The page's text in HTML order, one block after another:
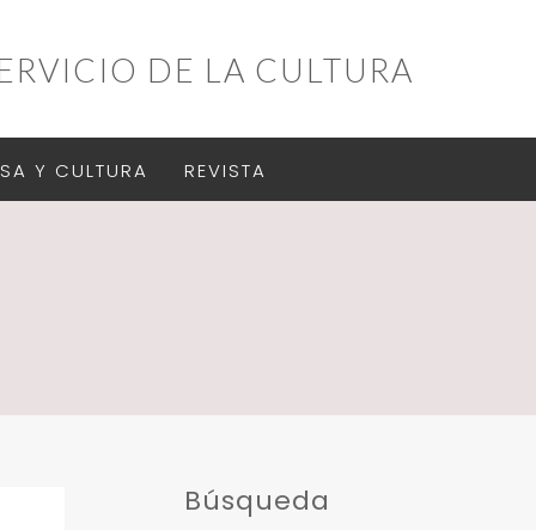
DE LA CULTURA
Y CULTURA REVISTA
Búsqueda